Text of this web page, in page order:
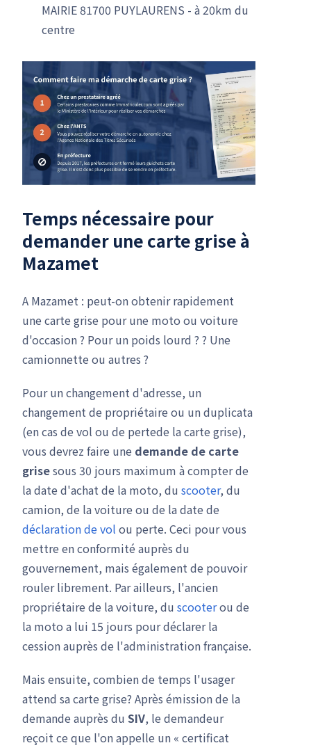
MAIRIE 81700 PUYLAURENS - à 20km du
centre
Temps nécessaire pour
demander une carte grise à
Mazamet
A Mazamet : peut-on obtenir rapidement
une carte grise pour une moto ou voiture
d'occasion ? Pour un poids lourd ? ? Une
camionnette ou autres ?
Pour un changement d'adresse, un
changement de propriétaire ou un duplicata
(en cas de vol ou de pertede la carte grise),
vous devrez faire une demande de carte
grisesous 30 jours maximum à compter de
la date d'achat de la moto, du scooter, du
camion, de la voiture ou de la date de
déclaration de vol ou perte. Ceci pour vous
mettre en conformité auprès du
gouvernement, mais également de pouvoir
rouler librement. Par ailleurs, l'ancien
propriétaire de la voiture, du scooterou de
la moto a lui 15 jours pour déclarer la
cession auprès de l'administration française.
Mais ensuite, combien de temps l'usager
attend sa carte grise? Après émission de la
demande auprès du SIV, le demandeur
reçoit ce que l'on appelle un « certificat